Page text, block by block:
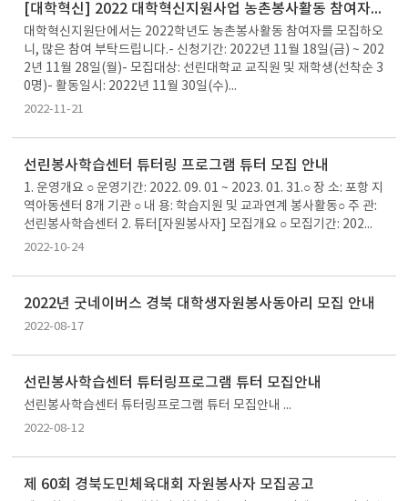
[대학혁신] 2022 대학혁신지원사업 농촌봉사활동 참여자 모집
대학혁신지원단에서는 2022학년도 농촌봉사활동 참여자를 모집하오
니, 많은 참여 부탁드립니다.- 신청기간: 2022년 11월 18일(금) ~ 202
2년 11월 28일(월)- 모집대상: 선린대학교 교직원 및 재학생(선착순 3
0명)- 활동일시: 2022년 11월 30일(수)...
2022-11-21
선린봉사학습센터 튜터링 프로그램 튜터 모집 안내
1. 운영개요 ○ 운영기간: 2022. 09. 01 ~ 2023. 01. 31.○ 장 소: 포항 지
역아동센터 8개 기관 ○ 내 용: 학습지원 및 교과연계 봉사활동○ 주 관:
선린봉사학습센터 2. 튜터[자원봉사자] 모집개요 ○ 모집기간: 202...
2022-10-24
2022년 굿네이버스 경북 대학생자원봉사동아리 모집 안내
2022-08-17
선린봉사학습센터 튜터링프로그램 튜터 모집안내
선린봉사학습센터 튜터링프로그램 튜터 모집안내 ...
2022-08-12
제 60회 경북도민체육대회 자원봉사자 모집공고